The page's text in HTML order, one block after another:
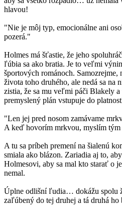
hlavou!
"Nie je môj typ, emocionálne ani
pozerá."
Holmes má šťastie, že jeho
ľúbia sa ako bratia. Je to veľmi
športových románoch. Samozrejme,
života toho druhého, ale nedá sa
zistia, že sa mu veľmi páči Blakely
premyslený plán vstupuje do
"Len jej pred nosom zamávame
A keď hovorím mrkvou, myslím
A tu sa príbeh premení na šialenú
smiala ako blázon. Zariadia aj to,
Holmesovi, aby sa mal kto starať o
nemal.
Úplne odlišní ľudia… dokážu spolu
zaľúbený do tej druhej a tá druhá ho